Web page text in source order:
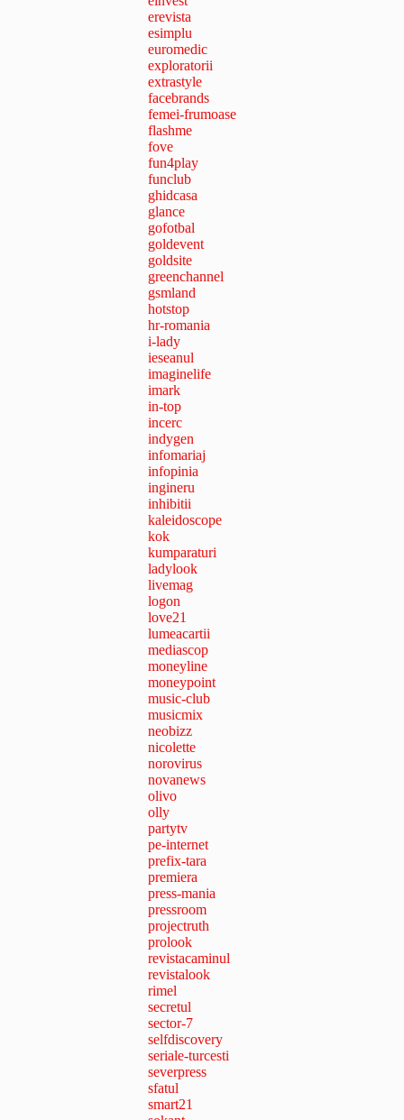
erevista
esimplu
euromedic
exploratorii
extrastyle
facebrands
femei-frumoase
flashme
fove
fun4play
funclub
ghidcasa
glance
gofotbal
goldevent
goldsite
greenchannel
gsmland
hotstop
hr-romania
i-lady
ieseanul
imaginelife
imark
in-top
incerc
indygen
infomariaj
infopinia
ingineru
inhibitii
kaleidoscope
kok
kumparaturi
ladylook
livemag
logon
love21
lumeacartii
mediascop
moneyline
moneypoint
music-club
musicmix
neobizz
nicolette
norovirus
novanews
olivo
olly
partytv
pe-internet
prefix-tara
premiera
press-mania
pressroom
projectruth
prolook
revistacaminul
revistalook
rimel
secretul
sector-7
selfdiscovery
seriale-turcesti
severpress
sfatul
smart21